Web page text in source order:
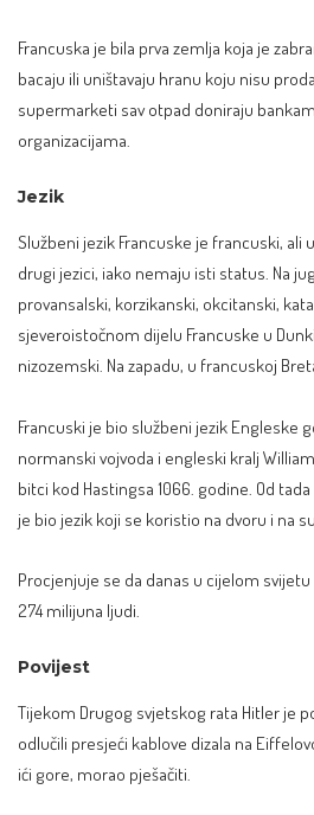
Francuska je bila prva zemlja koja je
bacaju ili uništavaju hranu koju nisu
supermarketi sav otpad doniraju
organizacijama.
Jezik
Službeni jezik Francuske je francuski, ali
drugi jezici, iako nemaju isti status. Na
provansalski, korzikanski, okcitanski,
sjeveroistočnom dijelu Francuske u
nizozemski. Na zapadu, u francuskoj
Francuski je bio službeni jezik Engleske
normanski vojvoda i engleski kralj
bitci kod Hastingsa 1066. godine. Od
je bio jezik koji se koristio na dvoru i na
Procjenjuje se da danas u cijelom
274 milijuna ljudi.
Povijest
Tijekom Drugog svjetskog rata Hitler je
odlučili presjeći kablove dizala na
ići gore, morao pješačiti.